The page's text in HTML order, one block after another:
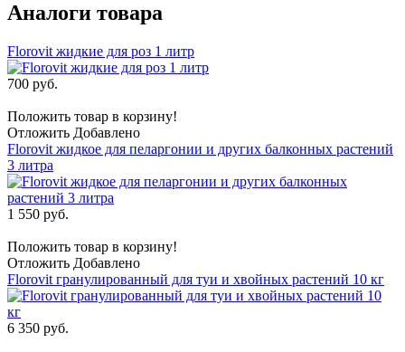
Аналоги товара
Florovit жидкие для роз 1 литр
700 руб.
Положить товар в корзину!
Отложить Добавлено
Florovit жидкое для пеларгонии и других балконных растений
3 литра
1 550 руб.
Положить товар в корзину!
Отложить Добавлено
Florovit гранулированный для туи и хвойных растений 10 кг
6 350 руб.